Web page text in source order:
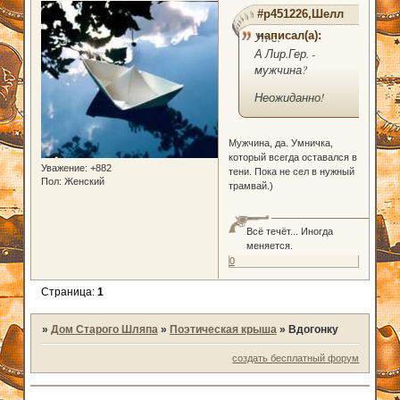
Уважение: +882
Пол: Женский
#p451226,Шелл
написал(а):
Уп-с.
А Лир.Гер. -
мужчина?
Неожиданно!
Мужчина, да. Умничка,
который всегда оставался в
тени. Пока не сел в нужный
трамвай.)
Всё течёт... Иногда
меняется.
0
Страница: 1
» Дом Старого Шляпа » Поэтическая крыша » Вдогонку
создать бесплатный форум